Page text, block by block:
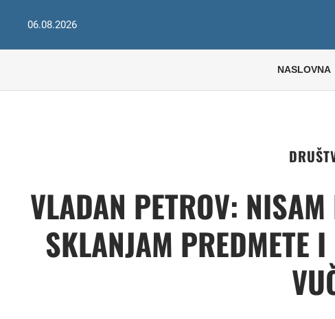
06.08.2026
NASLOVNA
VLADAN PETROV:
SKLANJAM PREDMETE